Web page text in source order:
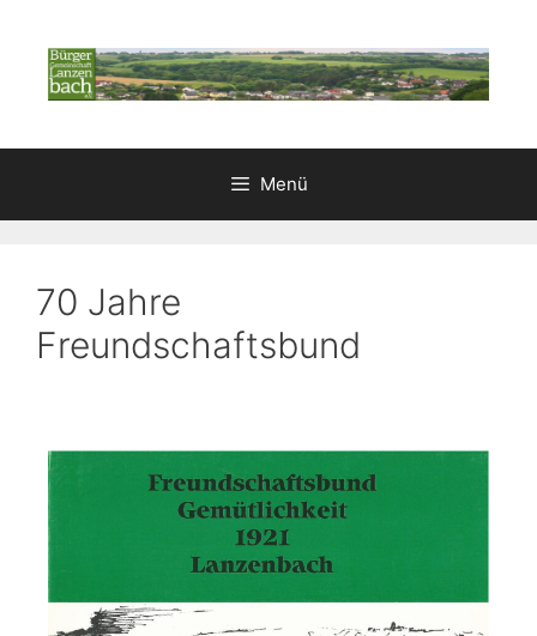
Menü
70 Jahre
Freundschaftsbund